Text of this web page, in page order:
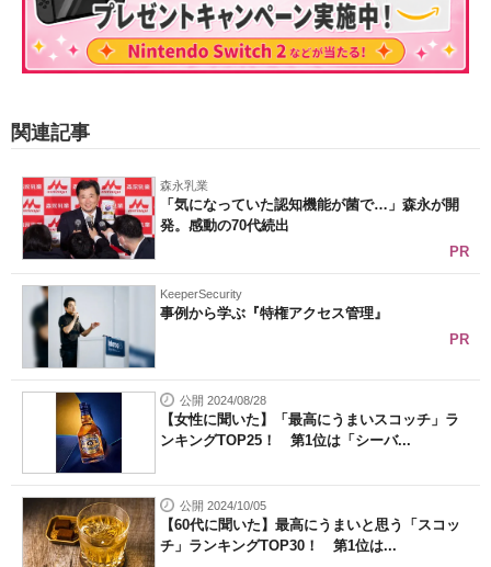
関連記事
森永乳業
「気になっていた認知機能が菌で…」森永が開
発。感動の70代続出
PR
KeeperSecurity
事例から学ぶ『特権アクセス管理』
PR
公開 2024/08/28
【女性に聞いた】「最高にうまいスコッチ」ラ
ンキングTOP25！ 第1位は「シーバ...
公開 2024/10/05
【60代に聞いた】最高にうまいと思う「スコッ
チ」ランキングTOP30！ 第1位は...